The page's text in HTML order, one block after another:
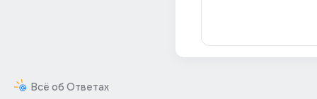
Всё об Ответах